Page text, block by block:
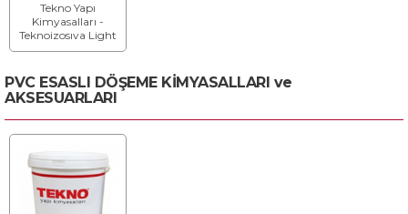
Tekno Yapı
Kimyasalları -
Teknoizosıva Light
- Hafif Hazır Sıva
PVC ESASLI DÖŞEME KİMYASALLARI ve
AKSESUARLARI